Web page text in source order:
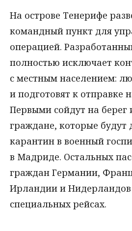
На острове Тенерифе
командный пункт для
операцией.
полностью исключает
с местным населением:
и подготовят к отправке
Первыми сойдут на берег
граждане, которые будут
карантин в военный
в Мадриде. Остальных
граждан Германии,
Ирландии и Нидерландов
специальных рейсах.